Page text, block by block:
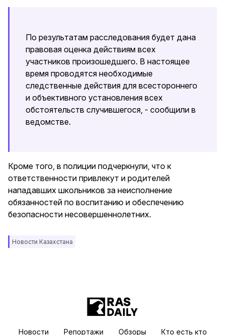
По результатам расследования будет дана
правовая оценка действиям всех
участников произошедшего. В настоящее
время проводятся необходимые
следственные действия для всестороннего
и объективного установления всех
обстоятельств случившегося, - сообщили в
ведомстве.
Кроме того, в полиции подчеркнули, что к
ответственности привлекут и родителей
нападавших школьников за неисполнение
обязанностей по воспитанию и обеспечению
безопасности несовершеннолетних.
Новости Казахстана
Новости Репортажи Обзоры Кто есть кто